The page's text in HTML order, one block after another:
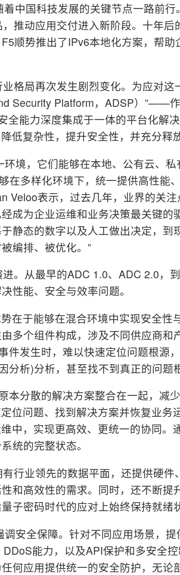
中国科技发展的关键节点一路前
推动应用交付进入新阶段。十年
顺势推出了IPv6本地化方案，帮
格局再次发生剧烈变化。为应对这
Security Platform，ADSP）”——作
全能力深度集成于一体的平台化解
低复杂性，提升安全性，并充分释
环境，它们能够在本地、公有云、
在多样化环境下，统一提供高性能
Veloo表示，过去几年，业界的关
成为企业运维和业务决策最关键的
静态的数字以及人工做出决定，到
编排、被优化。”
。从最早的ADC 1.0、ADC 2.0，
性能、安全与效率问题。
在于能够在混合环境中实现安全性
多个组件构成，涉及不同供应商和
件发生时，难以快速定位问题根源
分析)分析，甚至找不到真正的问题
本分散的解决方案整合在一起，减
位问题、找到解决方案并恢复业务
中，实现更高效、更统一的协同。
统的完整状态。
行业领先的数据平面，还提供硬
和高效性的需求。同时，还不断提
子密码时代的应对上始终保持就绪
安全保障。针对不同应用场景，
能力，以及API保护和多安全
何应用提供统一的安全防护，无论